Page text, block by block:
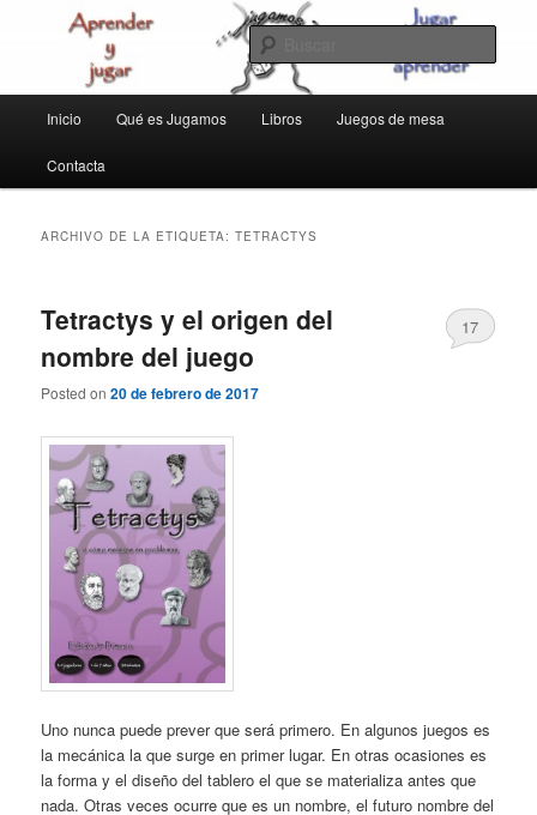
jugamos
aprender y jugar
principal
Inicio Qué es Jugamos Libros Juegos de mesa
Contacta
ARCHIVO DE LA ETIQUETA:TETRACTYS
Tetractys y el origen del
nombre del juego
Posted on20 de febrero de 2017
17
Uno nunca puede prever que será primero. En algunos juegos es
la mecánica la que surge en primer lugar. En otras ocasiones es
la forma y el diseño del tablero el que se materializa antes que
nada. Otras veces ocurre que es un nombre, el futuro nombre del